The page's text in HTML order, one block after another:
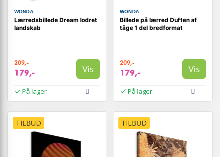
WONDA
Lærredsbillede Dream lodret
landskab
209,-
179,- Vis
På lager
WONDA
Billede på lærred Duften af
tåge 1 del bredformat
209,-
179,- Vis
På lager
TILBUD TILBUD